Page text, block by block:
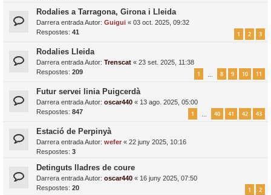
Rodalies a Tarragona, Girona i Lleida
Darrera entrada Autor: Guigui « 03 oct. 2025, 09:32
Respostes: 41 1 2 3
Rodalies Lleida
Darrera entrada Autor: Trenscat « 23 set. 2025, 11:38
Respostes: 209 1 8 9 10 11
Futur servei linia Puigcerdà
Darrera entrada Autor: oscar440 « 13 ago. 2025, 05:00
Respostes: 847 1 40 41 42 43
Estació de Perpinyà
Darrera entrada Autor: wefer « 22 juny 2025, 10:16
Respostes: 3
Detinguts lladres de coure
Darrera entrada Autor: oscar440 « 16 juny 2025, 07:50
Respostes: 20 1 2